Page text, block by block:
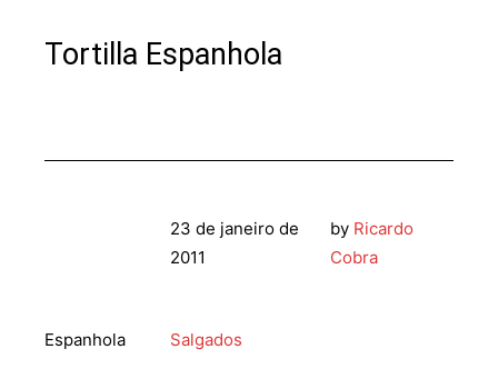
Tortilla Espanhola
23 de janeiro de
2011
by Ricardo
Cobra
Espanhola Salgados